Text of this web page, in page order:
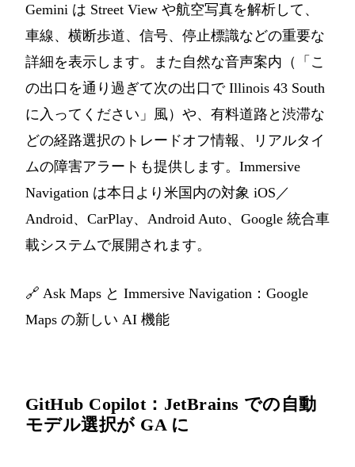
Gemini は Street View や航空写真を解析して、
車線、横断歩道、信号、停止標識などの重要な
詳細を表示します。また自然な音声案内（「こ
の出口を通り過ぎて次の出口で Illinois 43 South
に入ってください」風）や、有料道路と渋滞な
どの経路選択のトレードオフ情報、リアルタイ
ムの障害アラートも提供します。Immersive
Navigation は本日より米国内の対象 iOS／
Android、CarPlay、Android Auto、Google 統合車
載システムで展開されます。
🔗 Ask Maps と Immersive Navigation：Google
Maps の新しい AI 機能
GitHub Copilot：JetBrains での自動
モデル選択が GA に